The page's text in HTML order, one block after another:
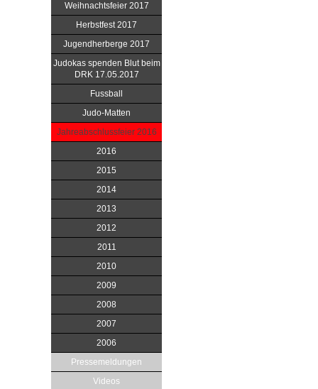
Weihnachtsfeier 2017
Herbstfest 2017
Jugendherberge 2017
Judokas spenden Blut beim
DRK 17.05.2017
Fussball
Judo-Matten
Jahreabschlussfeier 2016
2016
2015
2014
2013
2012
2011
2010
2009
2008
2007
2006
Pressemeldungen
Videos